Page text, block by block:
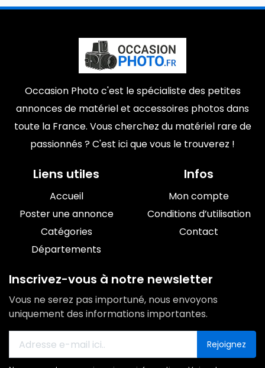
Occasion Photo c'est le spécialiste des petites
annonces de matériel et accessoires photos dans
toute la France. Vous cherchez du matériel rare de
passionnés ? C'est ici que vous le trouverez !
Liens utiles
Accueil
Poster une annonce
Catégories
Départements
Infos
Mon compte
Conditions d’utilisation
Contact
Inscrivez-vous à notre newsletter
Vous ne serez pas importuné, nous envoyons
uniquement des informations importantes.
Rejoignez